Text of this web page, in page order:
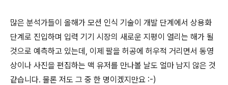
많은 분석가들이 올해가 모션 인식 기술이 개발 단계에서 상용화
단계로 진입하며 입력 기기 시장의 새로운 지평이 열리는 해가 될
것으로 예측하고 있는데, 이제 팔을 허공에 허우적 거리면서 동영
상이나 사진을 편집하는 맥 유저를 만나볼 날도 얼마 남지 않은 것
같습니다. 물론 저도 그 중 한 명이겠지만요 :-)